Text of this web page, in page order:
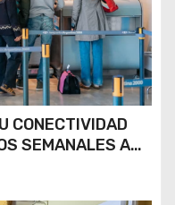
CONECTIVIDAD
SEMANALES A